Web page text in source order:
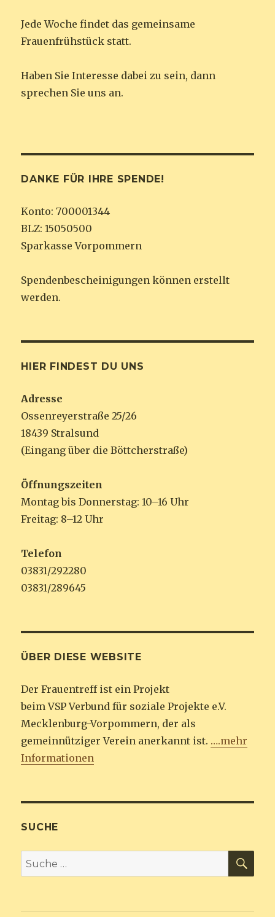
Jede Woche findet das gemeinsame
Frauenfrühstück statt.
Haben Sie Interesse dabei zu sein, dann
sprechen Sie uns an.
DANKE FÜR IHRE SPENDE!
Konto: 700001344
BLZ: 15050500
Sparkasse Vorpommern
Spendenbescheinigungen können erstellt
werden.
HIER FINDEST DU UNS
Adresse
Ossenreyerstraße 25/26
18439 Stralsund
(Eingang über die Böttcherstraße)
Öffnungszeiten
Montag bis Donnerstag: 10–16 Uhr
Freitag: 8–12 Uhr
Telefon
03831/292280
03831/289645
ÜBER DIESE WEBSITE
Der Frauentreff ist ein Projekt
beim VSP Verbund für soziale Projekte e.V.
Mecklenburg-Vorpommern, der als
gemeinnütziger Verein anerkannt ist. ….mehr
Informationen
SUCHE
Suche
nach: